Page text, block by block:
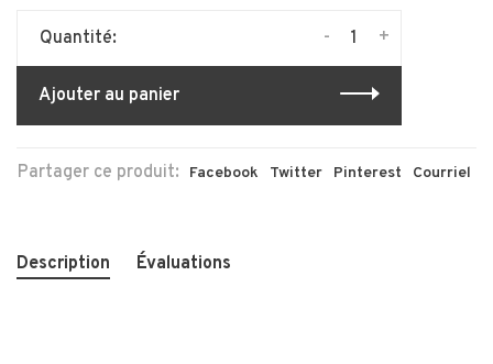
Quantité: +
-
Ajouter au panier
Partager ce produit: Facebook Twitter Pinterest Courriel
Description Évaluations